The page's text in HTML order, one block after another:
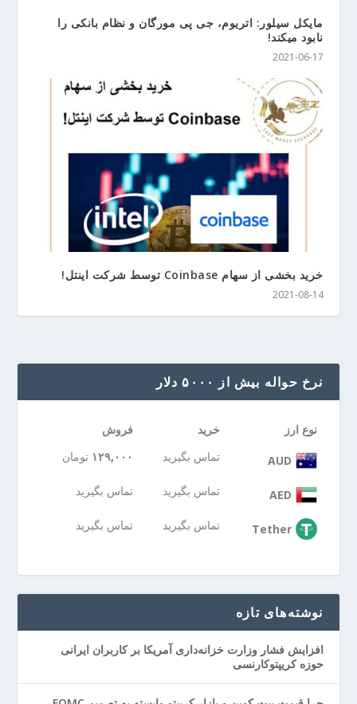
مایکل سیلور: اتریوم، جی پی مورگان و نظام بانکی را
نابود میکند!
2021-06-17
خرید بخشی از سهام Coinbase توسط شرکت اینتل!
2021-08-14
نرخ حواله بیش از ۵۰۰۰ دلار
نوع ارز خرید فروش
AUD تماس بگیرید ۱۲۹,۰۰۰ تومان
AED تماس بگیرید تماس بگیرید
Tether تماس بگیرید تماس بگیرید
نوشته‌های تازه
افزایش فشار وزارت خزانه‌داری آمریکا بر کاربران ایرانی
حوزه کریپتوکارنسی